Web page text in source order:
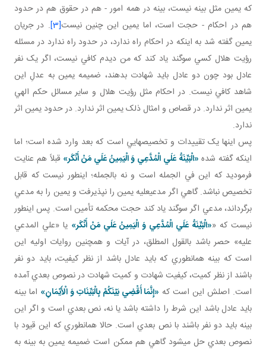
که يمين مثل بينه نيست، بينه در همه امور - هم در حقوق هم در حدود
هم در احکام - حجت است، اما يمين اين چنين نيست[3]
. در جريان
يمين گفته شد به اينکه در احکام راه ندارد، در حدود راه ندارد در مسئله
رؤيت هلال کسي سوگند ياد کند که من ديدم کافي نيست، اگر يک نفر
عادل بود چون دو عادل بايد شهادت بدهند، ضميمه يمين به عدلِ اين
شاهد کافي نيست. در احکام مثل رؤيت هلال و ساير مسائل حکم الهي
يمين اثر ندارد. در قصاص و امثال ذلک يمين اثر ندارد. در حدود يمين اثر
ندارد.
پس اينها يک تقييدات و تخصيص هايي است که بعد وارد شده است؛ اما
اينکه گفته شده «الْبَيِّنَةُ عَلَي الْمُدَّعِي وَ الْيَمِينُ عَلَي مَنْ أَنْكَر» قبلاً هم عنايت
فرموديد که اين في الجمله است و نه بالجمله؛ اين طور نيست که قابل
تخصيص نباشد. گاهي اگر مدعي عليه يمين را نپذيرفت و يمين را به مدعي
برگرداند، مدعي اگر سوگند ياد کند حجت محکمه تأمين است. پس اين طور
نيست که ««الْبَيِّنَةُ عَلَي الْمُدَّعِي وَ الْيَمِينُ عَلَي مَنْ أَنْكَر» يا «علي المدعي
عليه» حصر باشد بالقول المطلق، در آيات و همچنين روايات اوليه اين
است که بينه همان طوري که بايد عادل باشد از نظر کيفيت، بايد دو نفر
باشند از نظر کميت، کيفيت شهادت و کميت شهادت در نصوص بعدي آمده
است. اصلش اين است که «إِنَّمَا أَقْضِي‏ بَيْنَكُمْ بِالْبَيِّنَاتِ وَ الْأَيْمَانِ» اما بينه
بايد عادل باشد اين شرط را داشته باشد يا نه، نص بعدي است و اگر اين
بينه بايد دو نفر باشند با نص بعدي است. حالا همان طوري که اين قيود با
نصوص بعدي حل مي شود گاهي هم ممکن است ضميمه يمين به بينه به